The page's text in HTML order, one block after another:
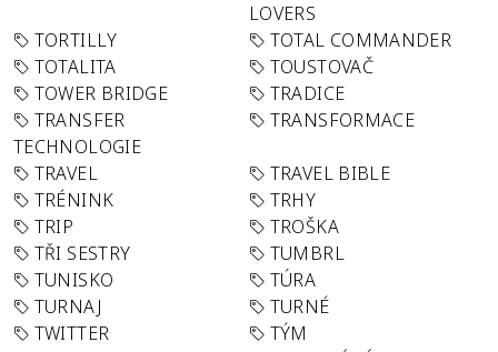
LOVERS
TORTILLY
TOTAL COMMANDER
TOTALITA
TOUSTOVAČ
TOWER BRIDGE
TRADICE
TRANSFER
TECHNOLOGIE
TRANSFORMACE
TRAVEL
TRAVEL BIBLE
TRÉNINK
TRHY
TRIP
TROŠKA
TŘI SESTRY
TUMBRL
TUNISKO
TÚRA
TURNAJ
TURNÉ
TWITTER
TÝM